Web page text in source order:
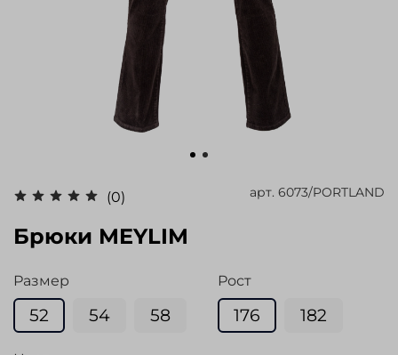
(0) арт. 6073/PORTLAND
Брюки MEYLIM
Размер
52 54 58
Рост
176 182